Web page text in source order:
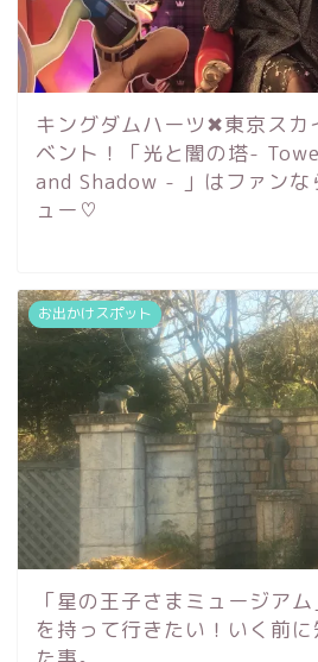
キングダムハーツ✖︎東京スカ
ベント！「光と闇の塔-
and Shadow - 」はファンな
ュー♡
お出かけスポット
「星の王子さまミュージア
を持って行きたい！いく前